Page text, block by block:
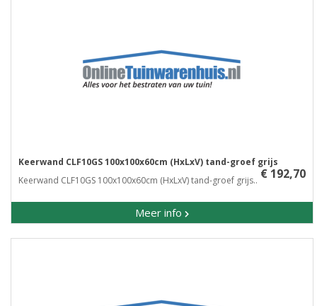
Keerwand CLF10GS 100x100x60cm (HxLxV) tand-groef grijs
Keerwand CLF10GS 100x100x60cm (HxLxV) tand-groef grijs..
Meer info
€ 192,70